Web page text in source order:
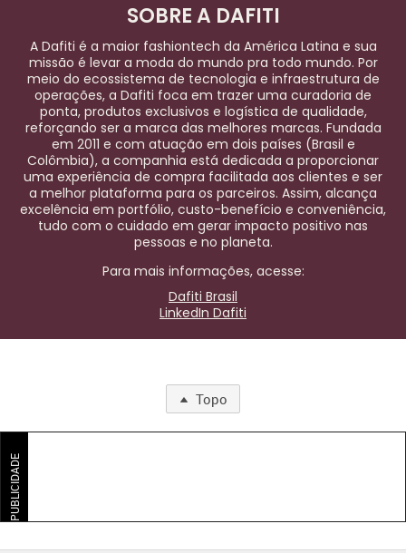
SOBRE A DAFITI
A Dafiti é a maior fashiontech da América Latina e sua
missão é levar a moda do mundo pra todo mundo. Por
meio do ecossistema de tecnologia e infraestrutura de
operações, a Dafiti foca em trazer uma curadoria de
ponta, produtos exclusivos e logística de qualidade,
reforçando ser a marca das melhores marcas. Fundada
em 2011 e com atuação em dois países (Brasil e
Colômbia), a companhia está dedicada a proporcionar
uma experiência de compra facilitada aos clientes e ser
a melhor plataforma para os parceiros. Assim, alcança
excelência em portfólio, custo-benefício e conveniência,
tudo com o cuidado em gerar impacto positivo nas
pessoas e no planeta.
Para mais informações, acesse:
Dafiti Brasil
LinkedIn Dafiti
Topo
PUBLICIDADE